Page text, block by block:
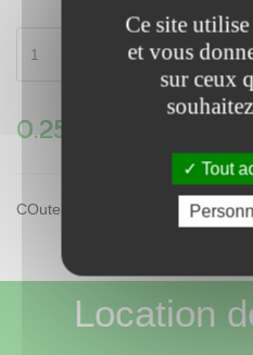
Ajouter au
0.25€ HT
COuteau entreemt inox 18/10 iseo
Location
Ce site
et vous
sur ceux
Tout